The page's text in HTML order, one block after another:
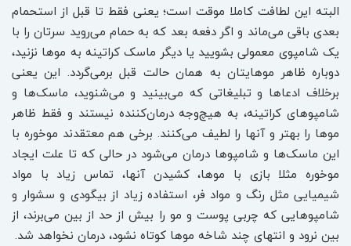
البته این لطافت کاملا موقت است؛ یعنی فقط تا قبل از استحمام
بعدی باقی‌ می‌ماند و اگر دفعه بعد که به حمام می‌روید سرتان را با
یک شامپوی معمولی بشویید یا دیگر ماسک کراتینه به موها نزنید،
دوباره ظاهر موهایتان به همان حالت قبل برمی‌گردد. این یعنی
برخلاف ادعاها و تبلیغاتی که می‌بینید و می‌شنوید، ماسک‌ها و
شامپوهای کراتینه، به هیچ‌وجه درمان‌کننده نیستند و فقط ظاهر
موها را بهتر و آنها را لطیف می‌کنند. برخی هم معتقدند موخوره با
این ماسک‌ها و شامپوها درمان می‌شود در حالی که تا علت ایجاد
موخوره مثلا بازی با موها، کشیدن آنها، تماس زیاد با مواد
شیمیایی مثل رنگ و مواد فر، استفاده زیاد از بیگودی و سشوار و
شامپوهایی که چربی پوست و مو را بیش از حد از بین می‌برند، از
بین نرود و انتهای چند شاخه موها کوتاه نشود، درمان نخواهد شد.